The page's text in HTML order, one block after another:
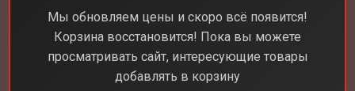
Мы обновляем цены и скоро всё появится!
Корзина восстановится! Пока вы можете
просматривать сайт, интересующие товары
добавлять в корзину